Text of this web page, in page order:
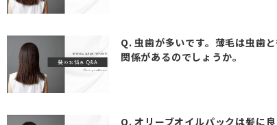
Q. 虫歯が多いです。薄毛は虫歯
関係があるのでしょうか。
Q. オリーブオイルパックは髪に